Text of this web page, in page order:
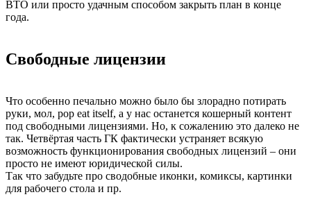
ВТО или просто удачным способом закрыть план в конце
года.
Свободные лицензии
Что особенно печально можно было бы злорадно потирать
руки, мол, pop eat itself, а у нас останется кошерный контент
под свободными лицензиями. Но, к сожалению это далеко не
так. Четвёртая часть ГК фактически устраняет всякую
возможность функционирования свободных лицензий – они
просто не имеют юридической силы.
Так что забудьте про сводобные иконки, комиксы, картинки
для рабочего стола и пр.